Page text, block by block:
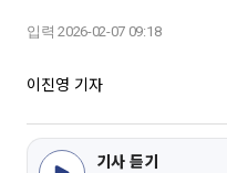
입력 2026-02-07 09:18
이진영 기자
기사 듣기